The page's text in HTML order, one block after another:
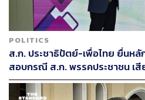
POLITICS
ส.ก. ประชาธิปัตย์-เพื่อไทย ยื่นห
สอบกรณี ส.ก. พรรคประชาชน เ